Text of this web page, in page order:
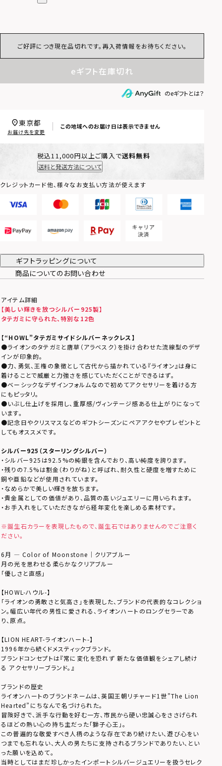
ご好評につき現在品切れです。再入荷情報をお待ちください。
eギフト在庫切れ
のeギフトとは？
この地域へのお届け日は表示できません
東京都
お届け先を変更
税込11,000円以上ご購入で送料無料
送料と発送方法について
クレジットカード他、様々なお支払い方法が使えます
ギフトラッピングについて
商品についてのお問い合わせ
アイテム詳細
【美しい輝きを放つシルバー925製】
タテガミに守られた、特別な12色
【“HOWL”タテガミサイドシルバーネックレス】
●ライオンのタテガミと唐草（アラベスク）を掛け合わせた流線型のデザ
インが印象的。
●力、勇気、王権の象徴として古代から描かれている『ライオン』は身に
着けることで威厳と力強さを感じていただくことができるはず。
●ベーシックなデザインフォルムなので初めてアクセサリーを着ける方
にもピッタリ。
●いぶし仕上げを採用し、重厚感/ヴィンテージ感ある仕上がりになって
います。
●記念日やクリスマスなどのギフトシーズンにペアアクセやプレゼントと
してもオススメです。
シルバー925（スターリングシルバー）
・シルバー925は92.5%の純銀を含んでおり、高い純度を誇ります。
・残りの7.5%は割金（わりがね）と呼ばれ、耐久性と硬度を増すために
銅や亜鉛などが使用されています。
・なめらかで美しい輝きを放ちます。
・貴金属としての価値があり、品質の高いジュエリーに用いられます。
・お手入れをしていただきながら経年変化を楽しめる素材です。
※誕生石カラーを表現したもので、誕生石ではありませんのでご注意く
ださい。
6月 — Color of Moonstone｜クリアブルー
月の光を思わせる柔らかなクリアブルー
「優しさと直感」
【HOWL-ハウル-】
「ライオンの勇敢さと気高さ」を表現した、ブランドの代表的なコレクショ
ン。幅広い年代の男性に愛される、ライオンハートのロングセラーであ
り、原点。
【LION HEART-ライオンハート-】
1996年から続くドメスティックブランド。
ブランドコンセプトは『常に変化を恐れず 新たな価値観をシェアし続け
る アクセサリーブランド。』
ブランドの歴史
ライオンハートのブランドネームは、英国王朝リチャード1世”The Lion
Hearted”にちなんで名づけられた。
冒険好きで、派手な行動を好む一方、市民から硬い忠誠心をささげられ
るほどの熱い心の持ち主だった「獅子心王」。
この普遍的な敬愛すべき人柄のような存在であり続けたい、遊び心をい
つまでも忘れない、大人の男たちに支持されるブランドでありたい、とい
った願いを込めて。
当時としてはまだ珍しかったインポートシルバージュエリーを扱うセレク